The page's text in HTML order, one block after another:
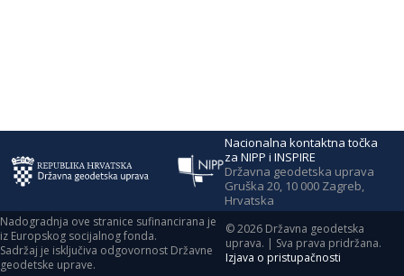
Nacionalna kontaktna točka
za NIPP i INSPIRE
Državna geodetska uprava
Gruška 20, 10 000 Zagreb,
Hrvatska
Nadogradnja ove stranice sufinancirana je
iz Europskog socijalnog fonda.
Sadržaj je isključiva odgovornost Državne
geodetske uprave.
©2026 Državna geodetska
uprava. | Sva prava pridržana.
Izjava o pristupačnosti